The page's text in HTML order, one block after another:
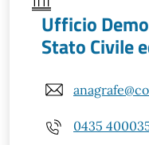
Ufficio
Stato Civile
0435